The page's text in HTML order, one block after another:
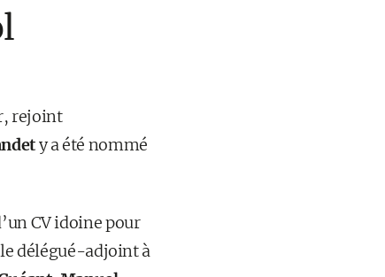
rejoint
y a été nommé
CV idoine pour
délégué-adjoint à